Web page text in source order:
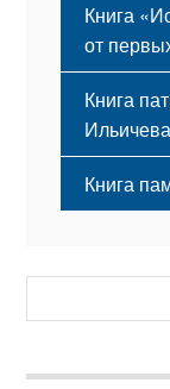
Книга
от
Книга
Книга